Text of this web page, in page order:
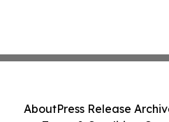
AboutPress Release